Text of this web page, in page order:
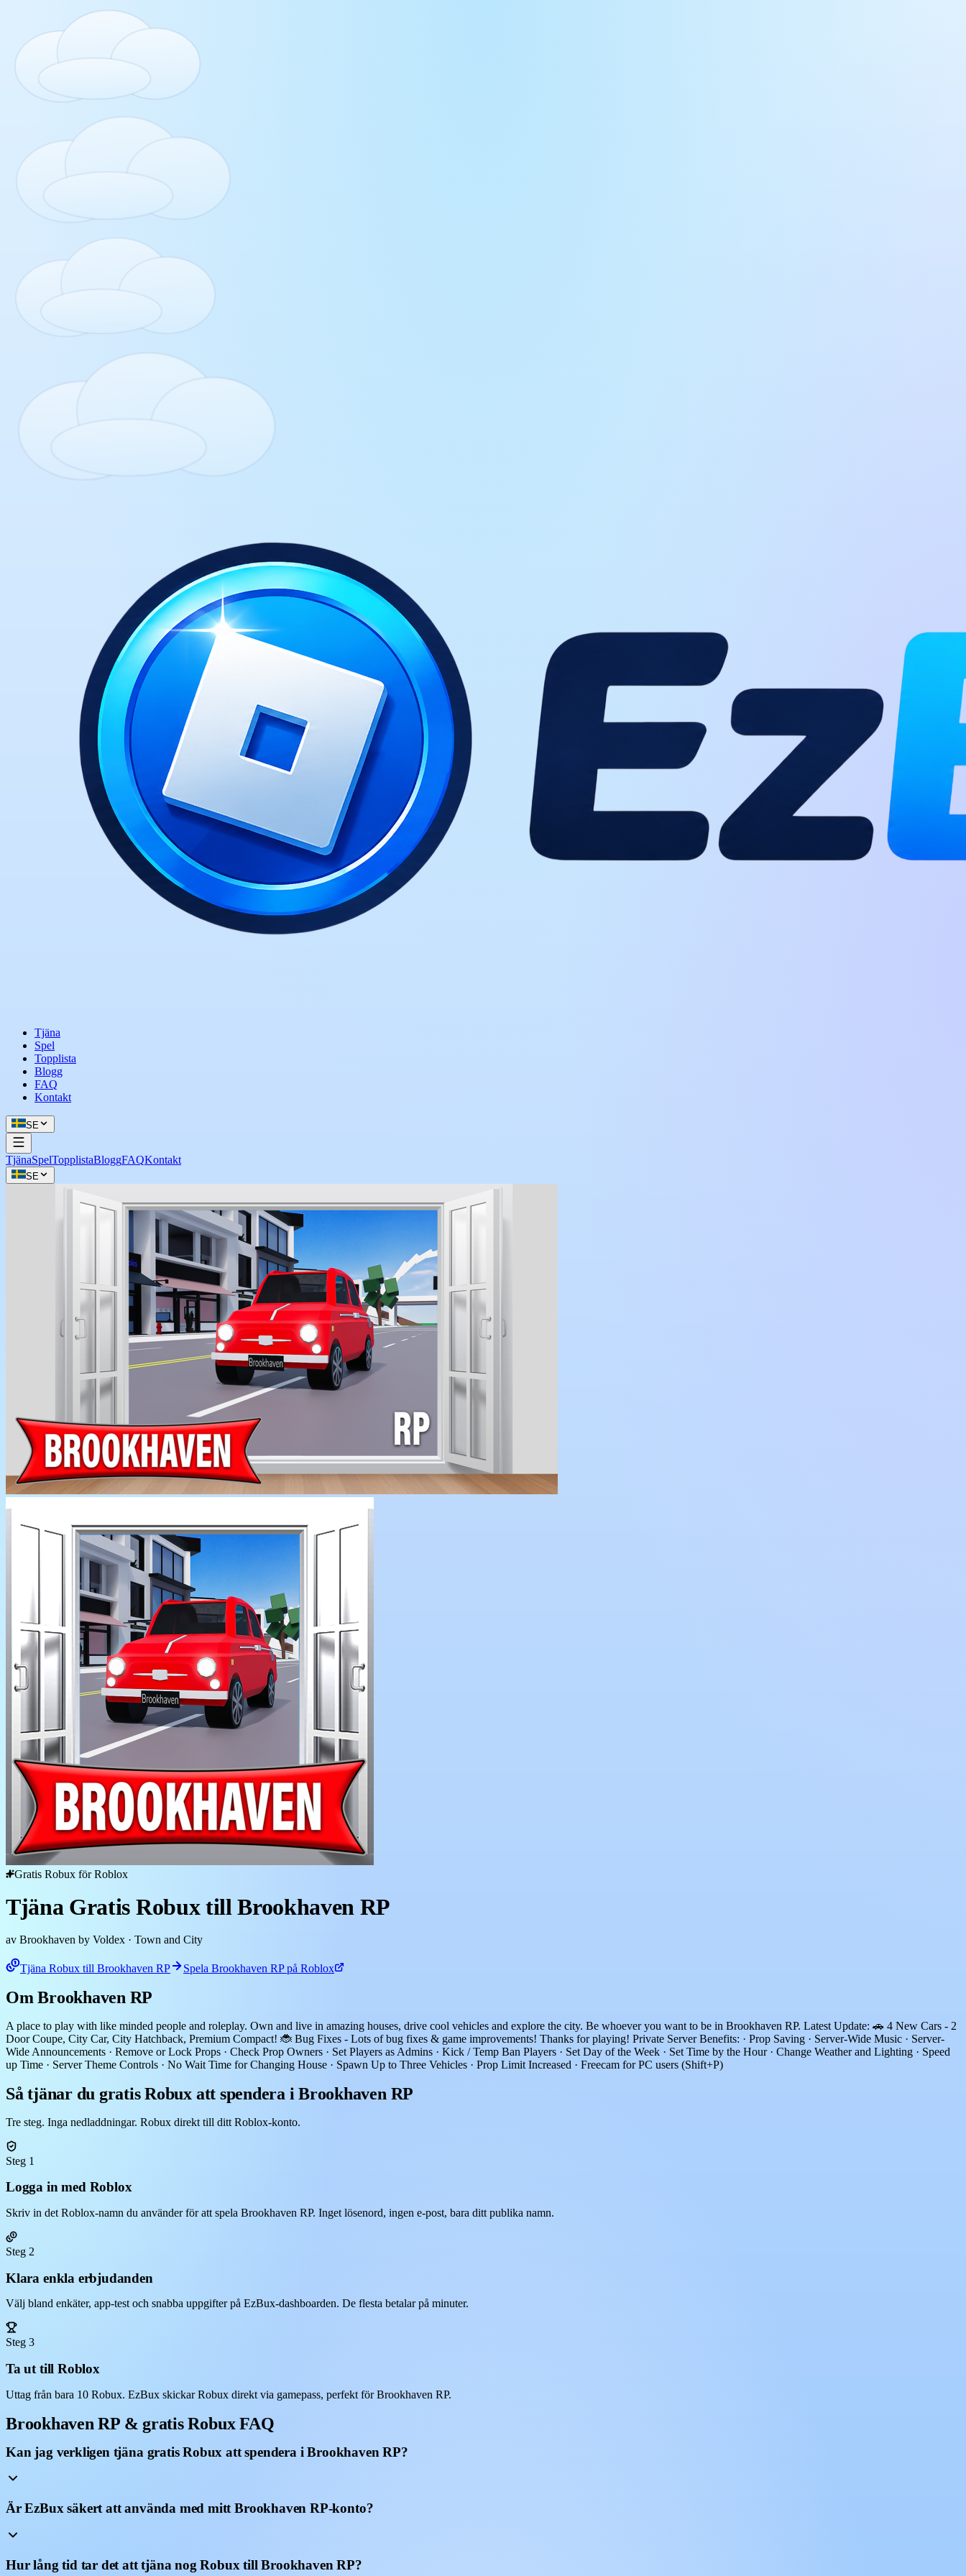
Tjäna
Spel
Topplista
Blogg
FAQ
Kontakt
SE
TjänaSpelTopplistaBloggFAQKontakt
SE
Gratis Robux för Roblox
Tjäna Gratis Robux till Brookhaven RP
av Brookhaven by Voldex · Town and City
Tjäna Robux till Brookhaven RP Spela Brookhaven RP på Roblox
Om Brookhaven RP
A place to play with like minded people and roleplay. Own and live in amazing houses, drive cool vehicles and explore the city. Be whoever you want to be in Brookhaven RP. Latest Update: 🚗 4 New Cars - 2
Door Coupe, City Car, City Hatchback, Premium Compact! 🐞 Bug Fixes - Lots of bug fixes & game improvements! Thanks for playing! Private Server Benefits: · Prop Saving · Server-Wide Music · Server-
Wide Announcements · Remove or Lock Props · Check Prop Owners · Set Players as Admins · Kick / Temp Ban Players · Set Day of the Week · Set Time by the Hour · Change Weather and Lighting · Speed
up Time · Server Theme Controls · No Wait Time for Changing House · Spawn Up to Three Vehicles · Prop Limit Increased · Freecam for PC users (Shift+P)
Så tjänar du gratis Robux att spendera i Brookhaven RP
Tre steg. Inga nedladdningar. Robux direkt till ditt Roblox-konto.
Steg 1
Logga in med Roblox
Skriv in det Roblox-namn du använder för att spela Brookhaven RP. Inget lösenord, ingen e-post, bara ditt publika namn.
Steg 2
Klara enkla erbjudanden
Välj bland enkäter, app-test och snabba uppgifter på EzBux-dashboarden. De flesta betalar på minuter.
Steg 3
Ta ut till Roblox
Uttag från bara 10 Robux. EzBux skickar Robux direkt via gamepass, perfekt för Brookhaven RP.
Brookhaven RP & gratis Robux FAQ
Kan jag verkligen tjäna gratis Robux att spendera i Brookhaven RP?
Är EzBux säkert att använda med mitt Brookhaven RP-konto?
Hur lång tid tar det att tjäna nog Robux till Brookhaven RP?